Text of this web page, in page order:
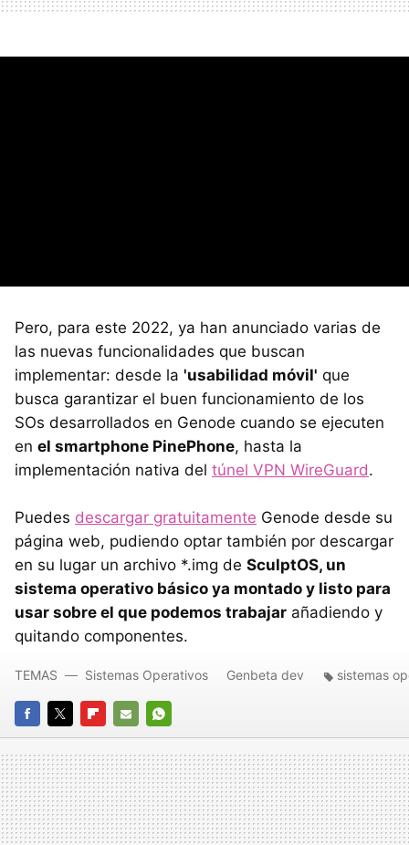
Pero, para este 2022, ya han anunciado varias de
las nuevas funcionalidades que buscan
implementar: desde la 'usabilidad móvil' que
busca garantizar el buen funcionamiento de los
SOs desarrollados en Genode cuando se ejecuten
en el smartphone PinePhone, hasta la
implementación nativa del túnel VPN WireGuard.
Puedes descargar gratuitamente Genode desde su
página web, pudiendo optar también por descargar
en su lugar un archivo *.img de SculptOS, un
sistema operativo básico ya montado y listo para
usar sobre el que podemos trabajar añadiendo y
quitando componentes.
FACEBOOK
TWITTERFLIPBOARD
E-
MAIL
WHATSAPP
TEMAS Sistemas Operativos Genbeta dev sistemas